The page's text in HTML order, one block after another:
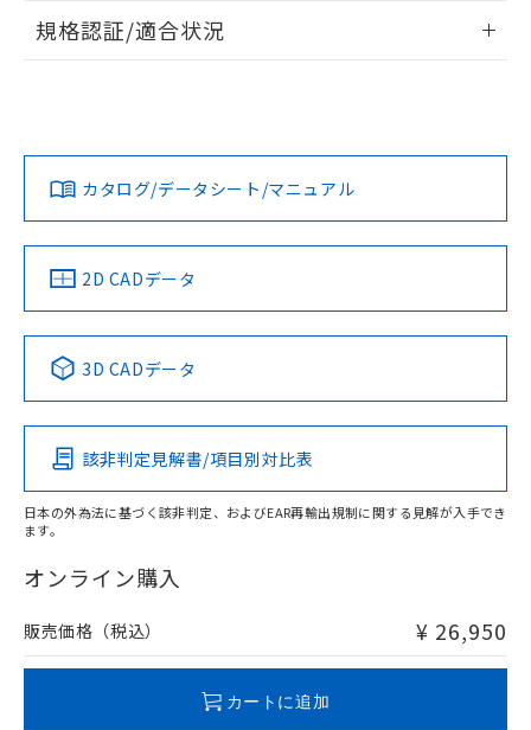
ログイン/会員登録
ダウンロードデータをご利用いただく前に、以下を必ずお読
みください。
ソフトウェアの使用条件
EU RoHS 注意事項・凡例
対応済み
中国 RoHS 注意事項・凡例
Pb Hg Cd Cr(VI)
O
在庫等で未対応品が混在する可能性があります。
問い合わせください。
規格認証/適合状況
LR型式承認
（イギリス
船舶規格）
DNV型式承認
（ノルウェー
BV型式承認
（フランス
KR型式
（韓国
No No No No
この製品の規格認証/適合状況ページへ
その他の認証はこちらのページからご検索ください
カタログ/データシート/マニュアル
2D CADデータ
3D CADデータ
該非判定見解書/項目別対比表
日本の外為法に基づく該非判定、およびEAR再輸出規制に関する見解が入手でき
ます。
オンライン購入
販売価格（税込） ¥ 26,950
カートに追加